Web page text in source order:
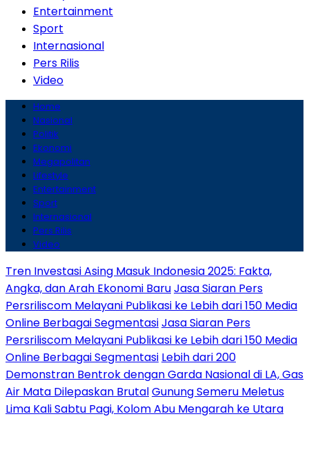
Entertainment
Sport
Internasional
Pers Rilis
Video
Home
Nasional
Politik
Ekonomi
Megapolitan
Lifestyle
Entertainment
Sport
Internasional
Pers Rilis
Video
Tren Investasi Asing Masuk Indonesia 2025: Fakta,
Angka, dan Arah Ekonomi BaruJasa Siaran Pers
Persriliscom Melayani Publikasi ke Lebih dari 150 Media
Online Berbagai SegmentasiJasa Siaran Pers
Persriliscom Melayani Publikasi ke Lebih dari 150 Media
Online Berbagai Segmentasi Lebih dari 200
Demonstran Bentrok dengan Garda Nasional di LA, Gas
Air Mata Dilepaskan BrutalGunung Semeru Meletus
Lima Kali Sabtu Pagi, Kolom Abu Mengarah ke Utara